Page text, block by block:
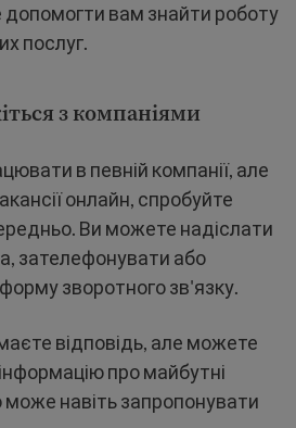
вам знайти роботу
послуг.
з компаніями
в певній компанії, але
онлайн, спробуйте
Ви можете надіслати
зателефонувати або
зворотного зв'язку.
відповідь, але можете
про майбутні
навіть запропонувати